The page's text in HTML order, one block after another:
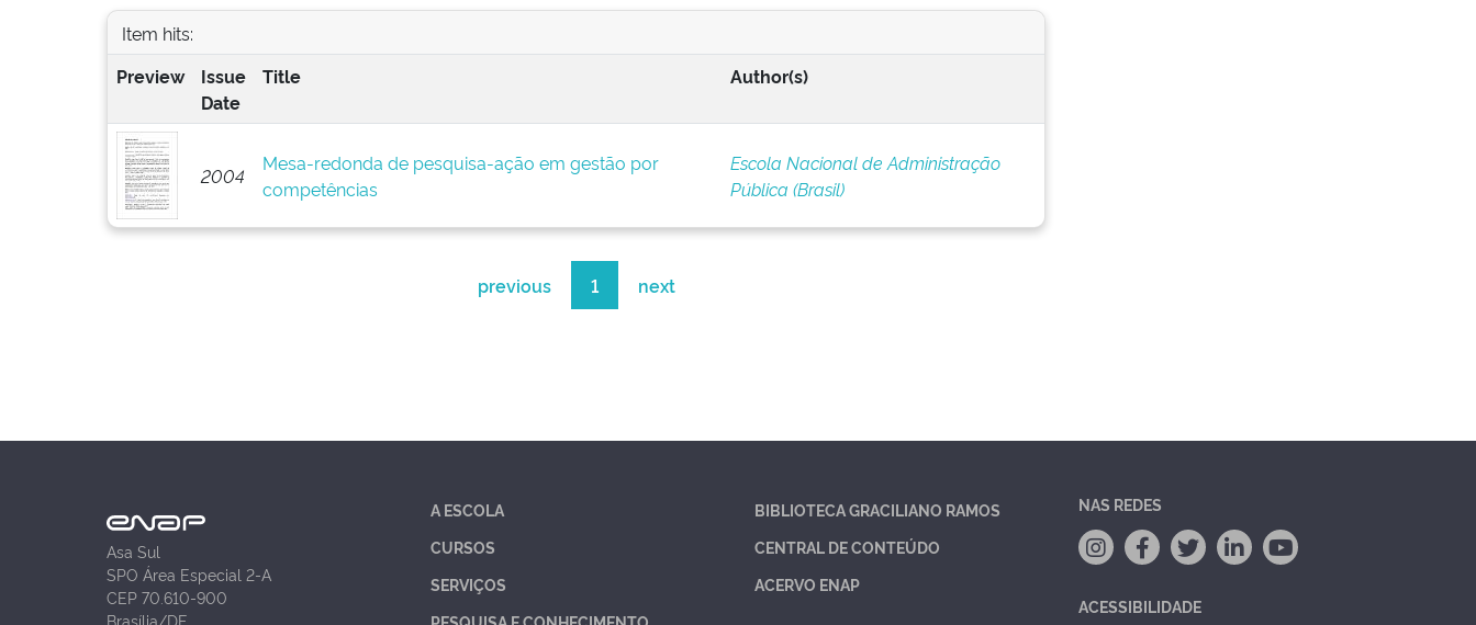
Item hits:
Preview
Issue
Date
Title Author(s)
2004
Mesa-redonda de pesquisa-ação em gestão por
competências
Escola Nacional de Administração
Pública (Brasil)
previous 1 next
Asa Sul
SPO Área Especial 2-A
CEP 70.610-900
Brasília/DF
A ESCOLA
CURSOS
SERVIÇOS
BIBLIOTECA GRACILIANO RAMOS
CENTRAL DE CONTEÚDO
ACERVO ENAP
NAS REDES
ACESSIBILIDADE